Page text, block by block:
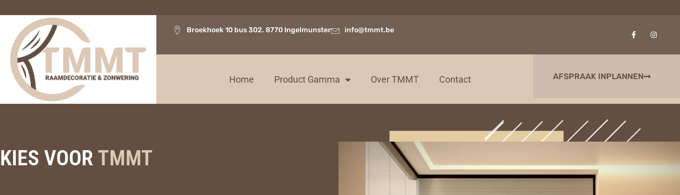
Broekhoek 10 bus 302. 8770 Ingelmunster info@tmmt.be
Home Product Gamma Over TMMT Contact AFSPRAAK INPLANNEN
KIES VOOR TMMT